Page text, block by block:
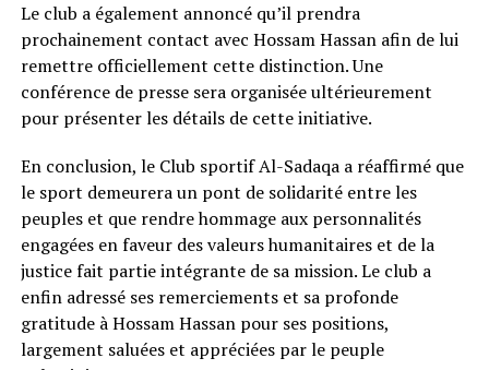
Le club a également annoncé qu’il prendra
prochainement contact avec Hossam Hassan afin de lui
remettre officiellement cette distinction. Une
conférence de presse sera organisée ultérieurement
pour présenter les détails de cette initiative.
En conclusion, le Club sportif Al-Sadaqa a réaffirmé que
le sport demeurera un pont de solidarité entre les
peuples et que rendre hommage aux personnalités
engagées en faveur des valeurs humanitaires et de la
justice fait partie intégrante de sa mission. Le club a
enfin adressé ses remerciements et sa profonde
gratitude à Hossam Hassan pour ses positions,
largement saluées et appréciées par le peuple